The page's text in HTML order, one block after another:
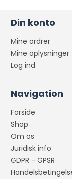
Din konto
Mine ordrer
Mine oplysninger
Log ind
Navigation
Forside
Shop
Om os
Juridisk info
GDPR - GPSR